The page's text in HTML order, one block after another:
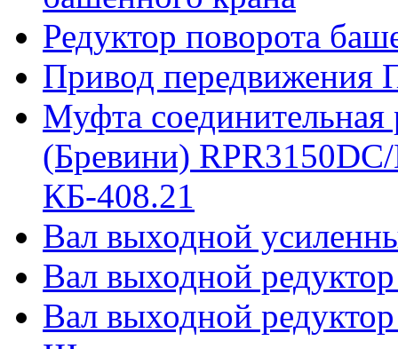
Редуктор поворота
Привод передвижения
Муфта
(Бревини)
КБ-408.21
Вал выходной
Вал выходной
Вал выходной